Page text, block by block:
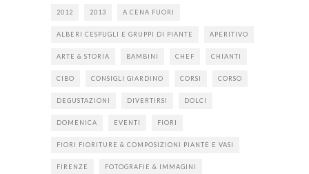
2012 2013 A CENA FUORI
ALBERI CESPUGLI E GRUPPI DI PIANTE APERITIVO
ARTE & STORIA BAMBINI CHEF CHIANTI
CIBO CONSIGLI GIARDINO CORSI CORSO
DEGUSTAZIONI DIVERTIRSI DOLCI
DOMENICA EVENTI FIORI
FIORI FIORITURE & COMPOSIZIONI PIANTE E VASI
FIRENZE FOTOGRAFIE & IMMAGINI